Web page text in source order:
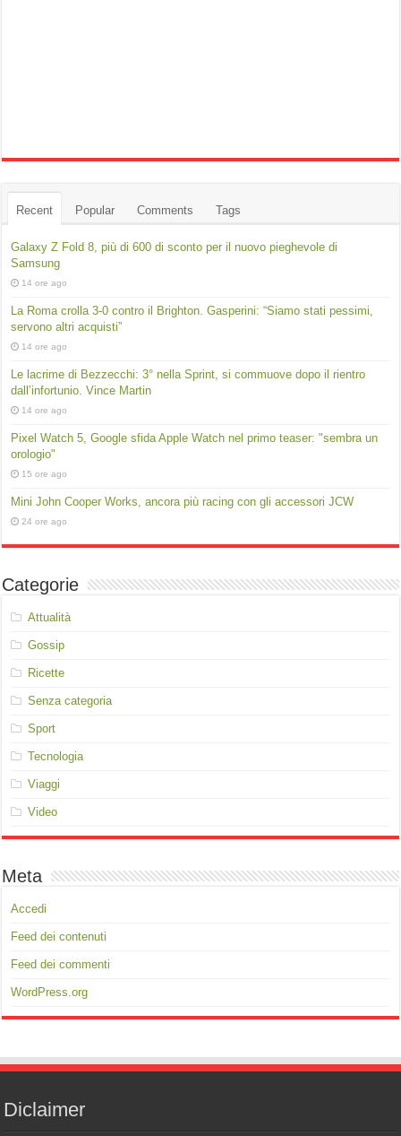
Recent Popular Comments Tags
Galaxy Z Fold 8, più di 600 di sconto per il nuovo pieghevole di
Samsung
14 ore ago
La Roma crolla 3-0 contro il Brighton. Gasperini: “Siamo stati pessimi,
servono altri acquisti”
14 ore ago
Le lacrime di Bezzecchi: 3° nella Sprint, si commuove dopo il rientro
dall’infortunio. Vince Martin
14 ore ago
Pixel Watch 5, Google sfida Apple Watch nel primo teaser: "sembra un
orologio"
15 ore ago
Mini John Cooper Works, ancora più racing con gli accessori JCW
24 ore ago
Categorie
Attualità
Gossip
Ricette
Senza categoria
Sport
Tecnologia
Viaggi
Video
Meta
Accedi
Feed dei contenuti
Feed dei commenti
WordPress.org
Diclaimer